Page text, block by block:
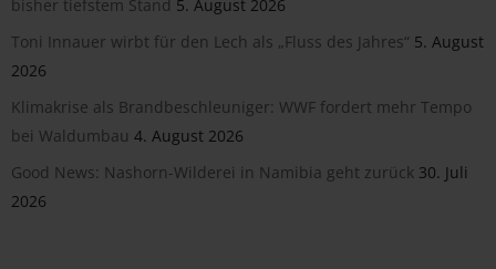
bisher tiefstem Stand 5. August 2026
Toni Innauer wirbt für den Lech als „Fluss des Jahres“ 5. August
2026
Klimakrise als Brandbeschleuniger: WWF fordert mehr Tempo
bei Waldumbau 4. August 2026
Good News: Nashorn-Wilderei in Namibia geht zurück 30. Juli
2026